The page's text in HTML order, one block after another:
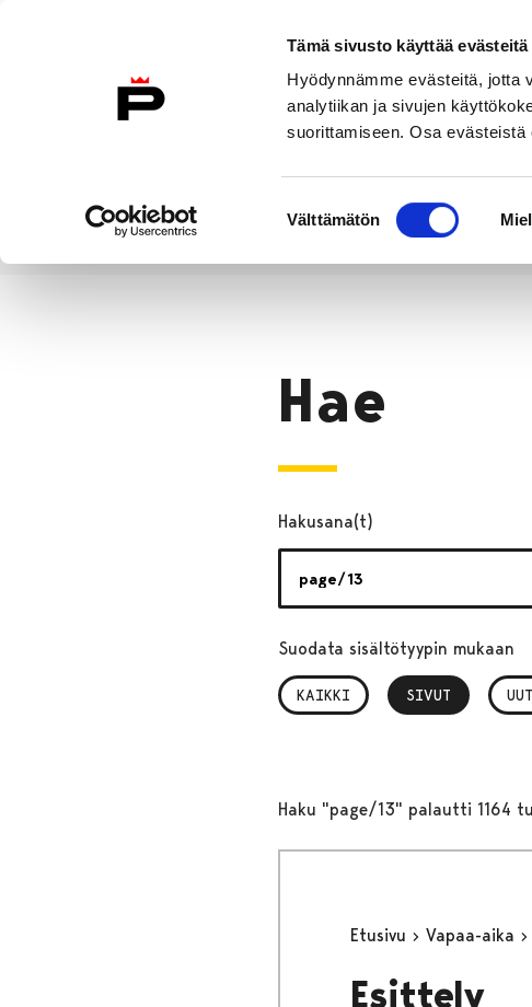
Tämä sivusto käyttää evästeitä
Hyödynnämme evästeitä, jotta
analytiikan ja sivujen
suorittamiseen. Osa
valinta
Välttämätön
Etusivulle
Etusivu
Hae
Hakusana(t)
Suodata sisältötyypin mukaan
KAIKKI SIVUT
, VALITTU
Haku "page/13" palautti 1164
Etusivu Vapaa-aika
Esittely